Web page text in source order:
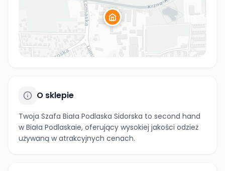
O sklepie
Twoja Szafa Biała Podlaska Sidorska to second hand
w Biała Podlaskaie, oferujący wysokiej jakości odzież
używaną w atrakcyjnych cenach.